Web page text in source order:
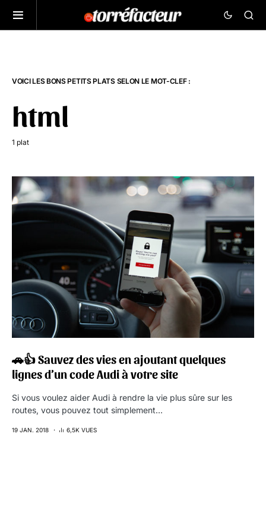
VOICI LES BONS PETITS PLATS SELON LE MOT-CLEF :
html
1 plat
🚗👍 Sauvez des vies en ajoutant quelques
lignes d’un code Audi à votre site
Si vous voulez aider Audi à rendre la vie plus sûre sur les
routes, vous pouvez tout simplement…
19 JAN. 2018 6,5K VUES